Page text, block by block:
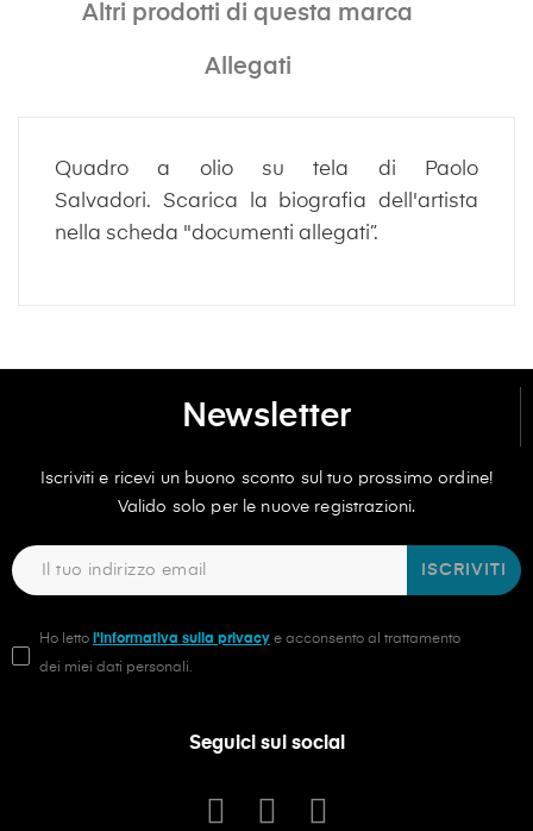
Altri prodotti di questa marca
Allegati
Quadro a olio su tela di Paolo
Salvadori. Scarica la biografia dell'artista
nella scheda "documenti allegati”.
Newsletter
Iscriviti e ricevi un buono sconto sul tuo prossimo ordine!
Valido solo per le nuove registrazioni.
ISCRIVITI
Ho letto l'informativa sulla privacy e acconsento al trattamento
dei miei dati personali.
Seguici sui social